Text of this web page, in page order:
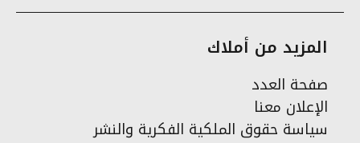
المزيد من أملاك
صفحة العدد
الإعلان معنا
سياسة حقوق الملكية الفكرية والنشر